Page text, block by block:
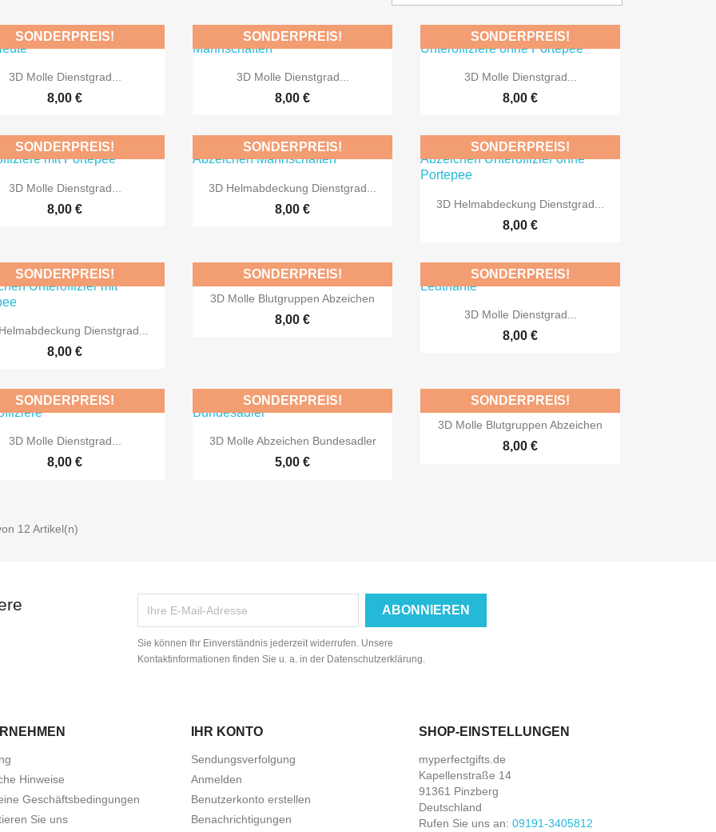
 Vorschau
3D Molle Dienstgrad...
8,00 €
NUR ONLINE ERHÄLTLICH
SONDERPREIS!
 Vorschau
3D Molle Dienstgrad...
8,00 €
NUR ONLINE ERHÄLTLICH
SONDERPREIS!
 Vorschau
3D Molle Dienstgrad...
8,00 €
NUR ONLINE ERHÄLTLICH
SONDERPREIS!
 Vorschau
3D Molle Dienstgrad...
8,00 €
SONDERPREIS!
 Vorschau
3D Helmabdeckung Dienstgrad...
8,00 €
NUR ONLINE ERHÄLTLICH
SONDERPREIS!
 Vorschau
3D Helmabdeckung Dienstgrad...
8,00 €
NUR ONLINE ERHÄLTLICH
SONDERPREIS!
 VorschauDienstgrad...
8,00 €
NUR ONLINE ERHÄLTLICH
SONDERPREIS!
 Vorschau
3D Molle Blutgruppen Abzeichen
8,00 €
NUR ONLINE ERHÄLTLICH
SONDERPREIS!
 Vorschau
3D Molle Dienstgrad...
8,00 €
NUR ONLINE ERHÄLTLICH
SONDERPREIS!
 Vorschau
3D Molle Dienstgrad...
8,00 €
SONDERPREIS!
 Vorschau
3D Molle Abzeichen Bundesadler
5,00 €
SONDERPREIS!
 Vorschau
3D Molle Blutgruppen Abzeichen
8,00 €
SONDERPREIS!
12 Artikel(n)
Sie können Ihr Einverständnis jederzeit widerrufen. Unsere
Kontaktinformationen finden Sie u. a. in der Datenschutzerklärung.
Hinweise
Geschäftsbedingungen
Sie uns
IHR KONTO
Sendungsverfolgung
Anmelden
Benutzerkonto erstellen
Benachrichtigungen
SHOP-EINSTELLUNGEN
myperfectgifts.de
Kapellenstraße 14
91361 Pinzberg
Deutschland
Rufen Sie uns an: 09191-3405812